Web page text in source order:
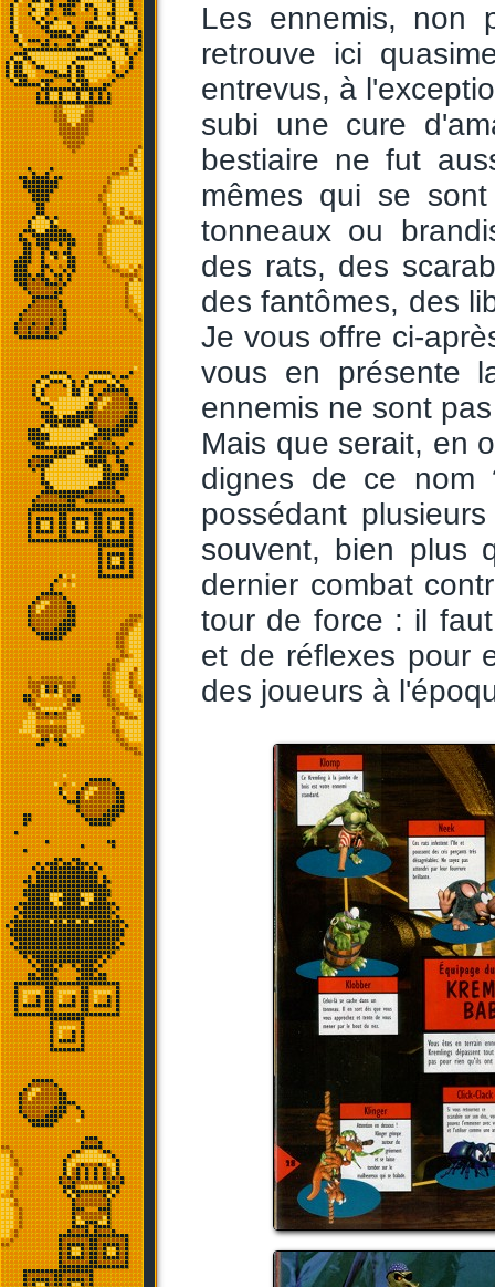
Les ennemis, non
retrouve ici
entrevus, à
subi une cure
bestiaire ne fut
mêmes qui se
tonneaux ou
des rats, des
des fantômes, des
Je vous offre ci-
vous en présente
ennemis ne sont
Mais que serait, en
dignes de ce nom
possédant
souvent, bien plus
dernier combat
tour de force : il
et de réflexes pour
des joueurs à